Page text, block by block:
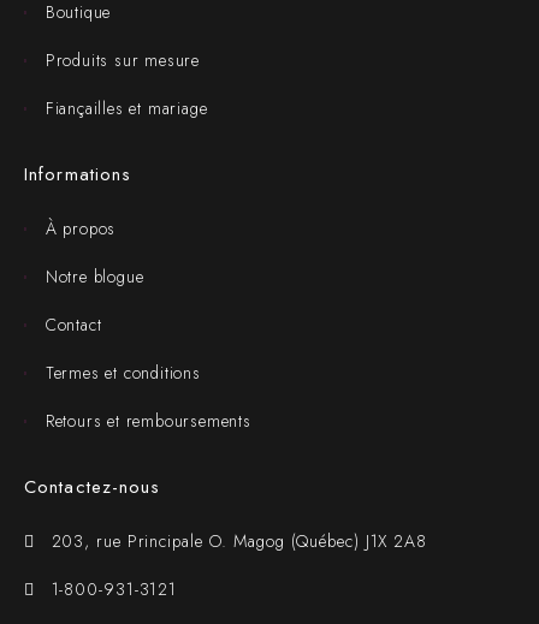
Boutique
Produits sur mesure
Fiançailles et mariage
Informations
À propos
Notre blogue
Contact
Termes et conditions
Retours et remboursements
Contactez-nous
203, rue Principale O. Magog (Québec) J1X 2A8
1-800-931-3121